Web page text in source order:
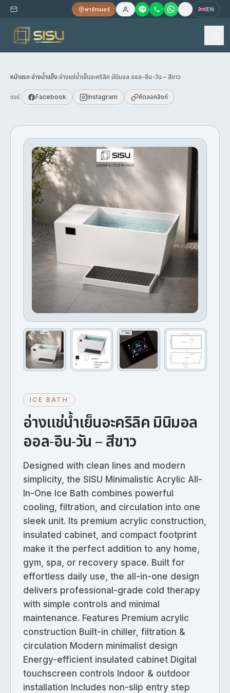
พาร์ทเนอร์ EN
หน้าแรก·อ่างน้ำแข็ง·อ่างแช่น้ำเย็นอะคริลิค มินิมอล ออล-อิน-วัน – สีขาว
แชร์ Facebook Instagram คัดลอกลิงก์
ICE BATH
อ่างแช่น้ำเย็นอะคริลิค มินิมอล
ออล-อิน-วัน – สีขาว
Designed with clean lines and modern
simplicity, the SISU Minimalistic Acrylic All-
In-One Ice Bath combines powerful
cooling, filtration, and circulation into one
sleek unit. Its premium acrylic construction,
insulated cabinet, and compact footprint
make it the perfect addition to any home,
gym, spa, or recovery space. Built for
effortless daily use, the all-in-one design
delivers professional-grade cold therapy
with simple controls and minimal
maintenance. Features Premium acrylic
construction Built-in chiller, filtration &
circulation Modern minimalist design
Energy-efficient insulated cabinet Digital
touchscreen controls Indoor & outdoor
installation Includes non-slip entry step